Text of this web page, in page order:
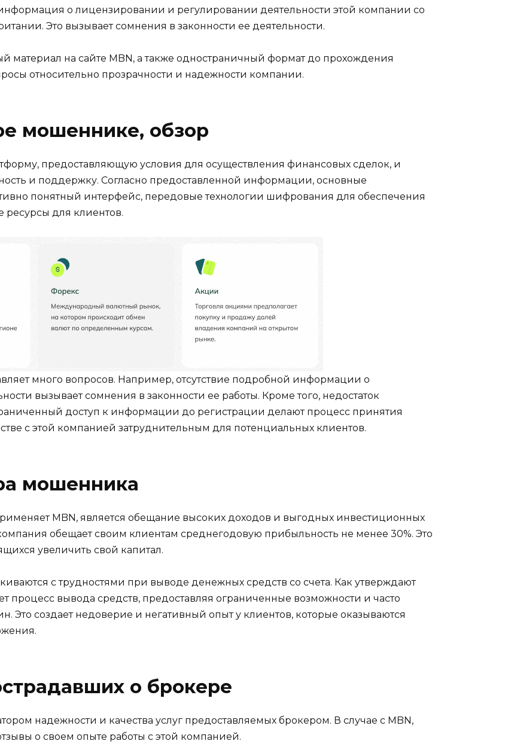
информация о лицензировании и регулировании деятельности этой компании со
Это вызывает сомнения в законности ее деятельности.
материал на сайте MBN, а также одностраничный формат до прохождения
относительно прозрачности и надежности компании.
мошеннике, обзор
предоставляющую условия для осуществления финансовых сделок, и
и поддержку. Согласно предоставленной информации, основные
понятный интерфейс, передовые технологии шифрования для обеспечения
ресурсы для клиентов.
много вопросов. Например, отсутствие подробной информации о
вызывает сомнения в законности ее работы. Кроме того, недостаток
доступ к информации до регистрации делают процесс принятия
с этой компанией затруднительным для потенциальных клиентов.
мошенника
MBN, является обещание высоких доходов и выгодных инвестиционных
обещает своим клиентам среднегодовую прибыльность не менее 30%. Это
увеличить свой капитал.
с трудностями при выводе денежных средств со счета. Как утверждают
процесс вывода средств, предоставляя ограниченные возможности и часто
Это создает недоверие и негативный опыт у клиентов, которые оказываются
о брокере
надежности и качества услуг предоставляемых брокером. В случае с MBN,
о своем опыте работы с этой компанией.